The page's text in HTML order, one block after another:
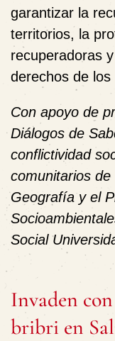
garantizar la
territorios, la
recuperadoras
derechos de los
Con apoyo de
Diálogos de
conflictividad
comunitarios
Geografía y el
Social
Invaden
bribri en